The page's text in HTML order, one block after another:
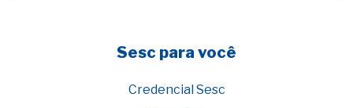
Sesc para você
Credencial Sesc